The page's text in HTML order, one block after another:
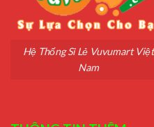
Hệ Thống Sỉ Lẻ Vuvumart Việt
Nam